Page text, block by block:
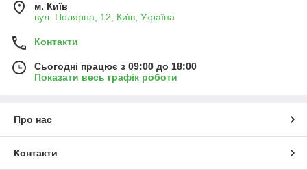
м. Київ
вул. Полярна, 12, Київ, Україна
Контакти
Сьогодні працює з 09:00 до 18:00
Показати весь графік роботи
Про нас
Контакти